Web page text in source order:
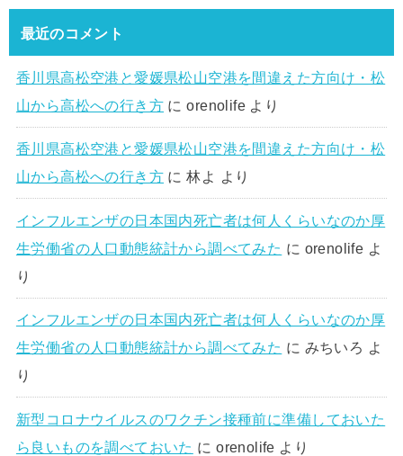
最近のコメント
香川県高松空港と愛媛県松山空港を間違えた方向け・松
山から高松への行き方 にorenolife より
香川県高松空港と愛媛県松山空港を間違えた方向け・松
山から高松への行き方 に林よ より
インフルエンザの日本国内死亡者は何人くらいなのか厚
生労働省の人口動態統計から調べてみた に orenolife よ
り
インフルエンザの日本国内死亡者は何人くらいなのか厚
生労働省の人口動態統計から調べてみた に みちいろ よ
り
新型コロナウイルスのワクチン接種前に準備しておいた
ら良いものを調べておいた にorenolife より